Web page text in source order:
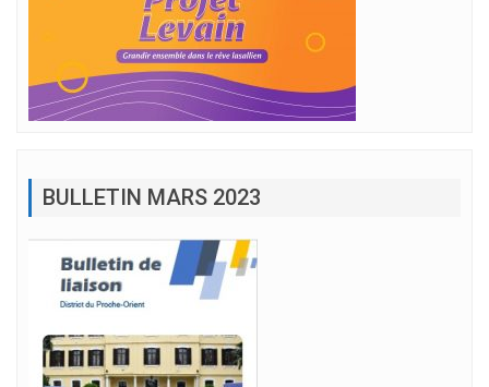
BULLETIN MARS 2023